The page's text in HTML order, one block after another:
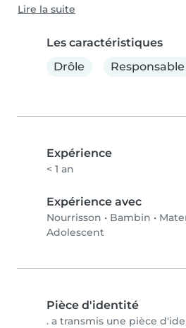
Lire la suite
Les caractéristiques
Drôle
Responsable
Expérience
< 1 an
Expérience avec
Nourrisson • Bambin •
Adolescent
Pièce d'identité
. a transmis une pièce